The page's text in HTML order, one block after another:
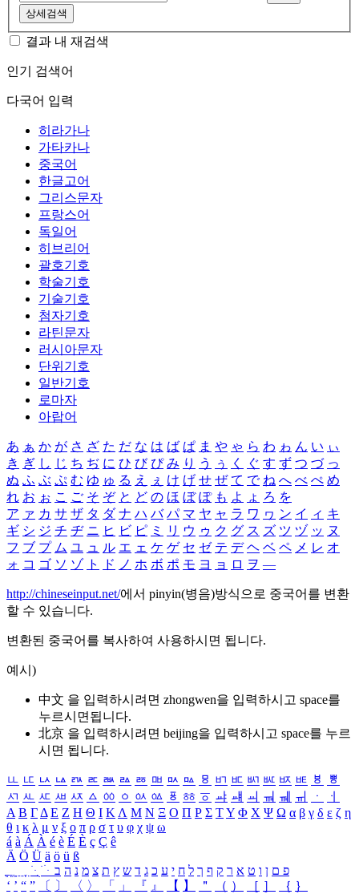
상세검색
결과 내 재검색
인기 검색어
다국어 입력
히라가나
가타카나
중국어
한글고어
그리스문자
프랑스어
독일어
히브리어
괄호기호
학술기호
기술기호
첨자기호
라틴문자
러시아문자
단위기호
일반기호
로마자
아랍어
あ ぁ か が さ ざ た だ な は ば ぱ ま や ゃ ら わ ゎ ん い ぃ
き ぎ し じ ち ぢ に ひ び ぴ み り う ぅ く ぐ す ず つ づ っ
ぬ ふ ぶ ぷ む ゆ ゅ る え ぇ け げ せ ぜ て で ね へ べ ぺ め
れ お ぉ こ ご そ ぞ と ど の ほ ぼ ぽ も よ ょ ろ を
ア ァ カ サ ザ タ ダ ナ ハ バ パ マ ヤ ャ ラ ワ ヮ ン イ ィ キ
ギ シ ジ チ ヂ ニ ヒ ビ ピ ミ リ ウ ゥ ク グ ス ズ ツ ヅ ッ ヌ
フ ブ プ ム ユ ュ ル エ ェ ケ ゲ セ ゼ テ デ ヘ ベ ペ メ レ オ
ォ コ ゴ ソ ゾ ト ド ノ ホ ボ ポ モ ヨ ョ ロ ヲ ―
http://chineseinput.net/에서 pinyin(병음)방식으로 중국어를 변환
할 수 있습니다.
변환된 중국어를 복사하여 사용하시면 됩니다.
예시)
中文 을 입력하시려면 zhongwen을 입력하시고 space를
누르시면됩니다.
北京 을 입력하시려면 beijing을 입력하시고 space를 누르
시면 됩니다.
ㅥ ㅦ ㅧ ㅨ ㅩ ㅪ ㅫ ㅬ ㅭ ㅮ ㅯ ㅰ ㅱ ㅲ ㅳ ㅴ ㅵ ㅶ ㅷ ㅸ
ㅹ
ㅺ ㅻ ㅼ ㅽ ㅾ ㅿ ㆀ ㆁ ㆂ ㆃ ㆄ ㆅ ㆆ ㆇ ㆈ ㆉ ㆊ ㆋ ㆌ ㆍ
ㆎ
Α Β ΓΔ Ε Ζ Η Θ Ι ΚΛ Μ Ν Ξ Ο Π Ρ Σ ΤΥ Φ Χ Ψ Ω α β γ δ ε ζ η
θ ι κ λ μ ν ξ ο π ρ σ τ υ φ χ ψ ω
á à Á À é è É È ç Ç ê
Ä Ö Ü ä ö ü ß
ִֶֹ ֻּ ׁׂ פ ם ן ו ט א ר ק ף ך ל ח י ע כ ג ד ש ץ ת צ מ נ ה ב
‘ ’ “ ” 〔 〕 〈 〉 「 」 『 』 【 】 ＂ （ ） ［ ］ ｛ ｝